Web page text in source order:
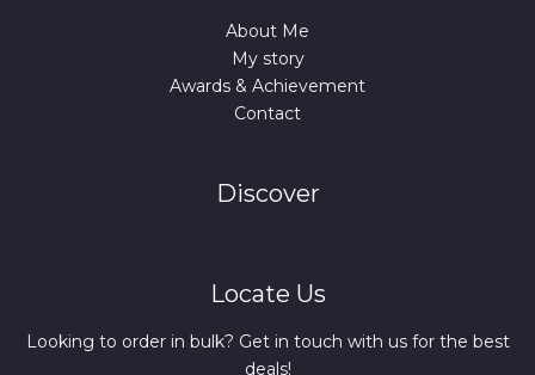
About Me
My story
Awards & Achievement
Contact
Discover
Locate Us
Looking to order in bulk? Get in touch with us for the best
deals!